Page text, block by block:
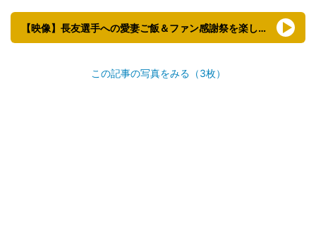
【映像】長友選手への愛妻ご飯＆ファン感謝祭を楽しむ子どもたち
この記事の写真をみる（3枚）